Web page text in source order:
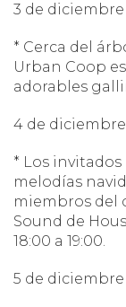
3 de diciembre
* Cerca del
Urban Coop
adorables
4 de
* Los
melodías
miembros del
Sound de
18:00 a 19:00.
5 de